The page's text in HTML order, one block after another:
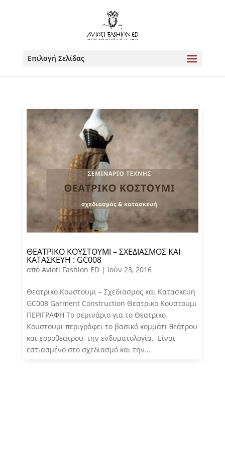
Επιλογή Σελίδας
ΘΕΑΤΡΙΚΌ ΚΟΥΣΤΟΥΜΙ – ΣΧΕΔΙΑΣΜΌΣ ΚΑΙ
ΚΑΤΑΣΚΕΥΉ : GC008
από Avioti Fashion ED| Ιούν 23, 2016
Θεατρικο Κουστουμι – Σχεδιασμος και Κατασκευη
GC008 Garment Construction Θεατρικο Κουστουμι
ΠΕΡΙΓΡΑΦΗ Το σεμινάριο για το Θεατρικο
Κουστουμι περιγράφει το βασικό κομμάτι θεάτρου
και χοροθεάτρου, την ενδυματολογία. Είναι
εστιασμένο στο σχεδιασμό και την...